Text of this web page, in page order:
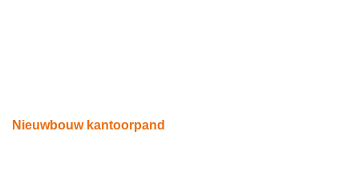
Nieuwbouw kantoorpand